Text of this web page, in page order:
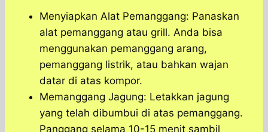
Menyiapkan Alat Pemanggang: Panaskan
alat pemanggang atau grill. Anda bisa
menggunakan pemanggang arang,
pemanggang listrik, atau bahkan wajan
datar di atas kompor.
Memanggang Jagung: Letakkan jagung
yang telah dibumbui di atas pemanggang.
Panggang selama 10-15 menit sambil